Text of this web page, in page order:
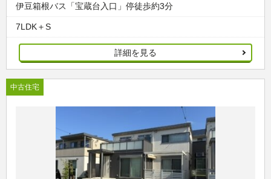
伊豆箱根バス「宝蔵台入口」停徒歩約3分
7LDK＋S
詳細を見る
中古住宅